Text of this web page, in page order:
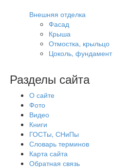
Внешняя отделка
Фасад
Крыша
Отмостка, крыльцо
Цоколь, фундамент
Разделы сайта
О сайте
Фото
Видео
Книги
ГОСТы, СНиПы
Словарь терминов
Карта сайта
Обратная связь